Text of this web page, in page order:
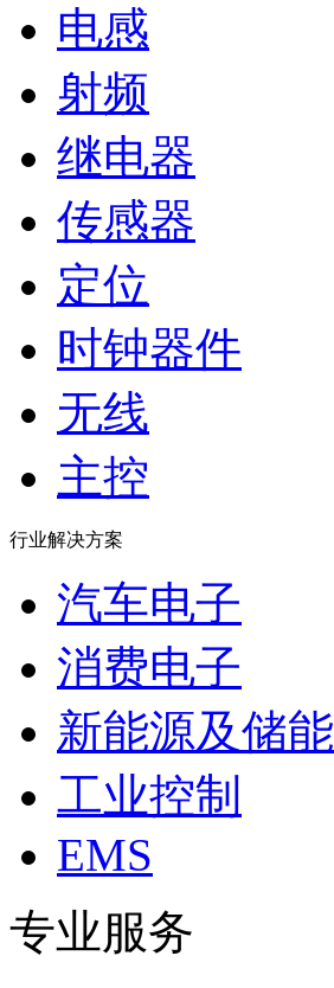
电感
射频
继电器
传感器
定位
时钟器件
无线
主控
行业解决方案
汽车电子
消费电子
新能源及储能
工业控制
EMS
专业服务